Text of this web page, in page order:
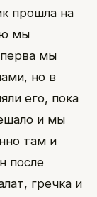
прошла на
мы
мы
но в
его, пока
и мы
там и
после
гречка и